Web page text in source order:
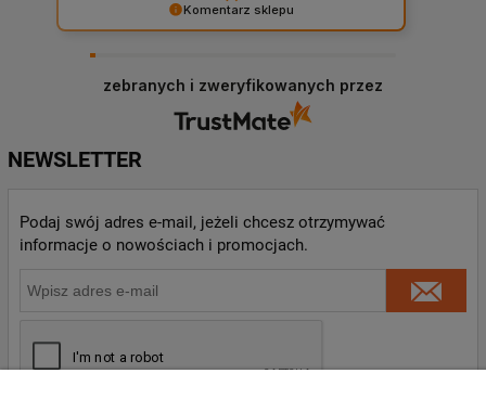
Komentarz sklepu
dziękujemy, Panie Bartłomieju. To naprawdę
wiele dla nas znaczy, że docenia Pan naszą
obsługę i jest Pan zadowolony. ❤️ Zapraszamy
zebranych i zweryfikowanych przez
NEWSLETTER
Podaj swój adres e-mail, jeżeli chcesz otrzymywać
informacje o nowościach i promocjach.